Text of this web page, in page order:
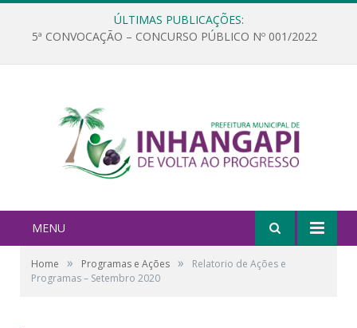
ÚLTIMAS PUBLICAÇÕES:
5ª CONVOCAÇÃO – CONCURSO PÚBLICO Nº 001/2022
MENU
Home » Programas e Ações »
Relatorio de Ações e
Programas – Setembro 2020